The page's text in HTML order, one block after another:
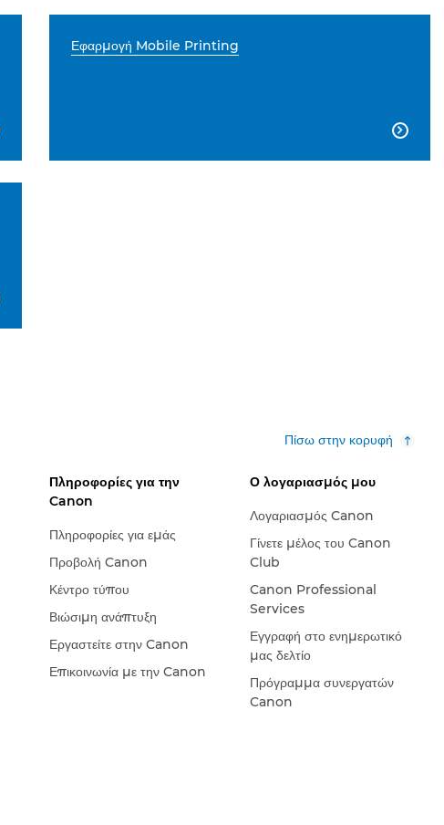
Εφαρμογή Mobile Printing

Πίσω στην κορυφή
Πληροφορίες για την
Canon
Πληροφορίες για εμάς
Προβολή Canon
Κέντρο τύπου
Βιώσιμη ανάπτυξη
Εργαστείτε στην Canon
Επικοινωνία με την Canon
Ο λογαριασμός μου
Λογαριασμός Canon
Γίνετε μέλος του Canon
Club
Canon Professional
Services
Εγγραφή στο ενημερωτικό
μας δελτίο
Πρόγραμμα συνεργατών
Canon